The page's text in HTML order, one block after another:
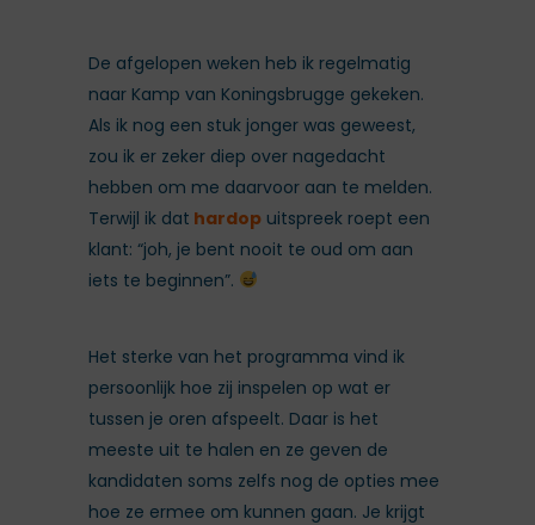
De afgelopen weken heb ik regelmatig
naar Kamp van Koningsbrugge gekeken.
Als ik nog een stuk jonger was geweest,
zou ik er zeker diep over nagedacht
hebben om me daarvoor aan te melden.
Terwijl ik dat hardop uitspreek roept een
klant: “joh, je bent nooit te oud om aan
iets te beginnen”.
Het sterke van het programma vind ik
persoonlijk hoe zij inspelen op wat er
tussen je oren afspeelt. Daar is het
meeste uit te halen en ze geven de
kandidaten soms zelfs nog de opties mee
hoe ze ermee om kunnen gaan. Je krijgt